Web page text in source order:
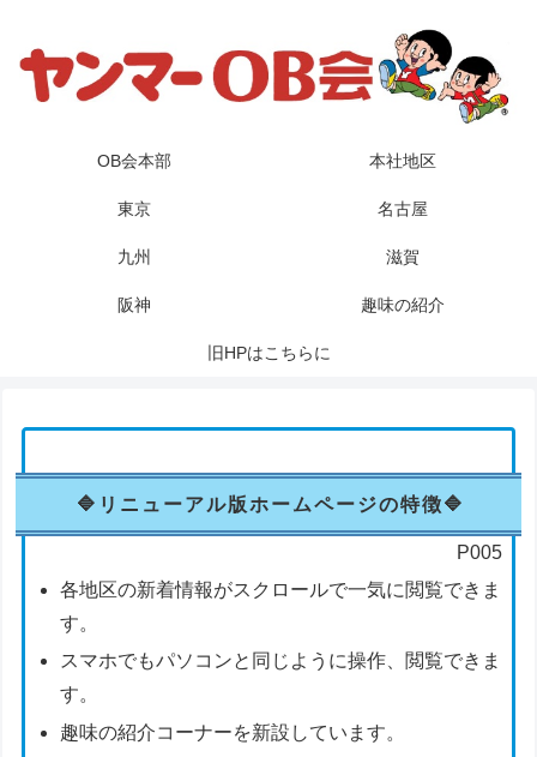
OB会本部 本社地区
東京 名古屋
九州 滋賀
阪神 趣味の紹介
旧HPはこちらに
リニューアル版ホームページの特徴
P005
各地区の新着情報がスクロールで一気に閲覧できま
す。
スマホでもパソコンと同じように操作、閲覧できま
す。
趣味の紹介コーナーを新設しています。